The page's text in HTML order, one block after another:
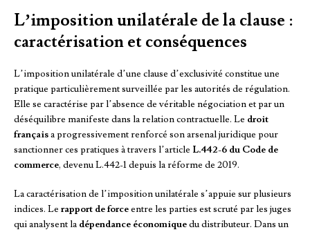
L’imposition unilatérale de la clause :
caractérisation et conséquences
L’imposition unilatérale d’une clause d’exclusivité constitue une
pratique particulièrement surveillée par les autorités de régulation.
Elle se caractérise par l’absence de véritable négociation et par un
déséquilibre manifeste dans la relation contractuelle. Le droit
françaisa progressivement renforcé son arsenal juridique pour
sanctionner ces pratiques à travers l’article L.442-6 du Code de
commerce, devenu L.442-1 depuis la réforme de 2019.
La caractérisation de l’imposition unilatérale s’appuie sur plusieurs
indices. Le rapport de forceentre les parties est scruté par les juges
qui analysent la dépendance économiquedu distributeur. Dans un